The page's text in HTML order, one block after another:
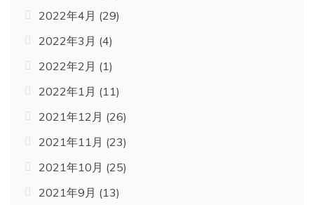
2022年4月 (29)
2022年3月 (4)
2022年2月 (1)
2022年1月 (11)
2021年12月 (26)
2021年11月 (23)
2021年10月 (25)
2021年9月 (13)